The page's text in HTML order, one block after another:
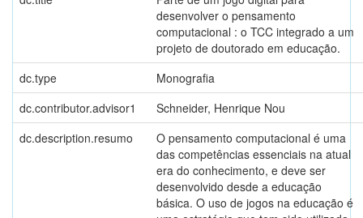
desenvolver o pensamento
computacional : o TCC integrado a um
projeto de doutorado em educação.
dc.type
Monografia
dc.contributor.advisor1
Schneider, Henrique Nou
dc.description.resumo
O pensamento computacional é uma
das competências essenciais na atual
era do conhecimento, e deve ser
desenvolvido desde a educação
básica. O uso de jogos na educação é